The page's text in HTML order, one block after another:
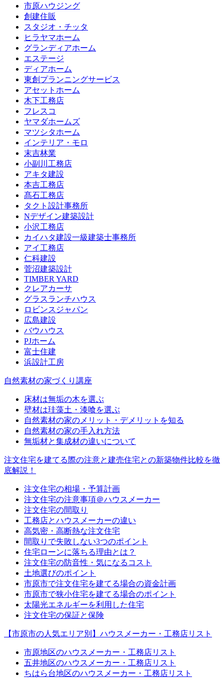
市原ハウジング
創建住販
スタジオ・チッタ
ヒラヤマホーム
グランディアホーム
エステージ
ディアホーム
東創プランニングサービス
アセットホーム
木下工務店
フレスコ
ヤマダホームズ
マツシタホーム
インテリア・モロ
末吉林業
小副川工務店
アキタ建設
本吉工務店
髙石工務店
タクト設計事務所
Nデザイン建築設計
小沢工務店
カイハタ建設一級建築士事務所
アイ工務店
仁科建設
菅沼建築設計
TIMBER YARD
クレアカーサ
グラスランチハウス
ロビンスジャパン
広島建設
バウハウス
PJホーム
富士住建
浜設計工房
自然素材の家づくり講座
床材は無垢の木を選ぶ
壁材は珪藻土・漆喰を選ぶ
自然素材の家のメリット・デメリットを知る
自然素材の家の手入れ方法
無垢材と集成材の違いについて
注文住宅を建てる際の注意と建売住宅との新築物件比較を徹
底解説！
注文住宅の相場・予算計画
注文住宅の注意事項＠ハウスメーカー
注文住宅の間取り
工務店とハウスメーカーの違い
高気密・高断熱な注文住宅
間取りで失敗しない3つのポイント
住宅ローンに落ちる理由とは？
注文住宅の防音性・気になるコスト
土地選びのポイント
市原市で注文住宅を建てる場合の資金計画
市原市で狭小住宅を建てる場合のポイント
太陽光エネルギーを利用した住宅
注文住宅の保証と保険
【市原市の人気エリア別】ハウスメーカー・工務店リスト
市原地区のハウスメーカー・工務店リスト
五井地区のハウスメーカー・工務店リスト
ちはら台地区のハウスメーカー・工務店リスト